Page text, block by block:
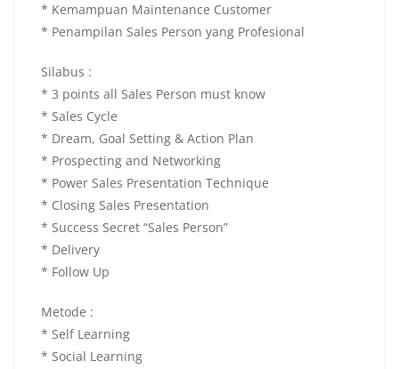
* Kemampuan Maintenance Customer
* Penampilan Sales Person yang Profesional
Silabus :
* 3 points all Sales Person must know
* Sales Cycle
* Dream, Goal Setting & Action Plan
* Prospecting and Networking
* Power Sales Presentation Technique
* Closing Sales Presentation
* Success Secret “Sales Person”
* Delivery
* Follow Up
Metode :
* Self Learning
* Social Learning